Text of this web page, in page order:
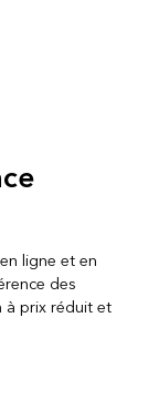
ligne et en
des
à prix réduit et